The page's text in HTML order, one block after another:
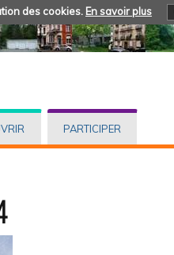
des cookies. En savoir plus
PARTICIPER